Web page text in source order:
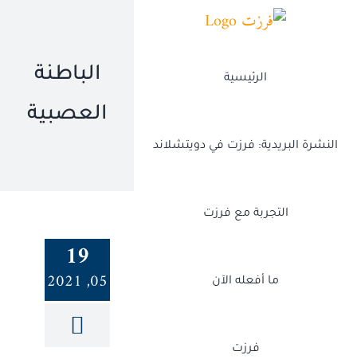
الرئيسية
النشرة البريدية: فرزت في دويتشلاند
التجربة مع فرزت
ما أفعله الآن
فرزت
الباطنة
العصبية
19
05, 2021